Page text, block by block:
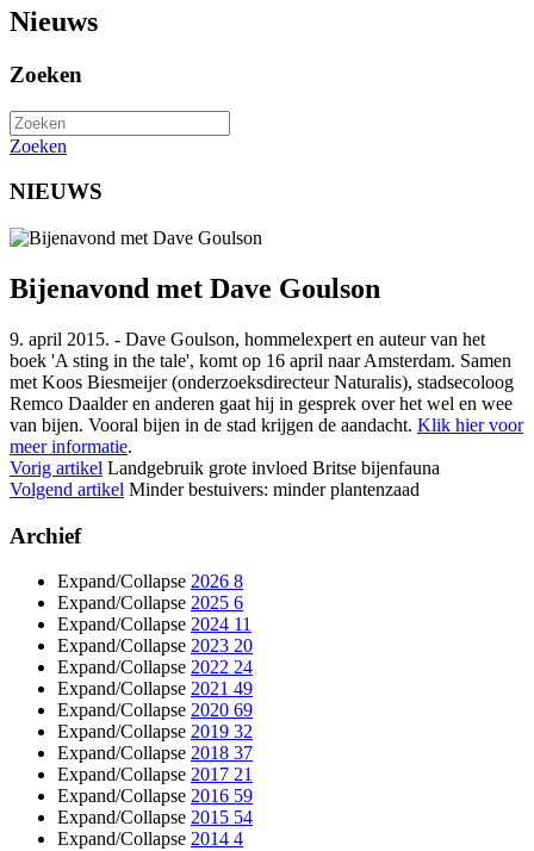
Nieuws
Zoeken
Zoeken
NIEUWS
Bijenavond met Dave Goulson
9. april 2015. - Dave Goulson, hommelexpert en auteur van het
boek 'A sting in the tale', komt op 16 april naar Amsterdam. Samen
met Koos Biesmeijer (onderzoeksdirecteur Naturalis), stadsecoloog
Remco Daalder en anderen gaat hij in gesprek over het wel en wee
van bijen. Vooral bijen in de stad krijgen de aandacht. Klik hier voor
meer informatie.
Vorig artikel Landgebruik grote invloed Britse bijenfauna
Volgend artikel Minder bestuivers: minder plantenzaad
Archief
Expand/Collapse 2026 8
Expand/Collapse 2025 6
Expand/Collapse 2024 11
Expand/Collapse 2023 20
Expand/Collapse 2022 24
Expand/Collapse 2021 49
Expand/Collapse 2020 69
Expand/Collapse 2019 32
Expand/Collapse 2018 37
Expand/Collapse 2017 21
Expand/Collapse 2016 59
Expand/Collapse 2015 54
Expand/Collapse 2014 4